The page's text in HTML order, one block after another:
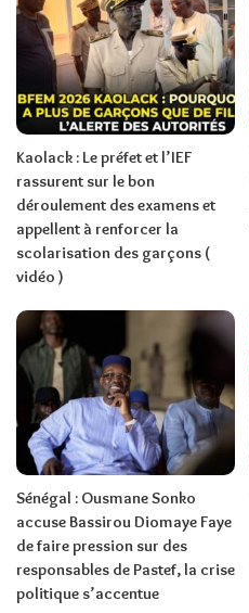
Kaolack : Le préfet et l’IEF
rassurent sur le bon
déroulement des examens et
appellent à renforcer la
scolarisation des garçons (
vidéo )
Sénégal : Ousmane Sonko
accuse Bassirou Diomaye Faye
de faire pression sur des
responsables de Pastef, la crise
politique s’accentue